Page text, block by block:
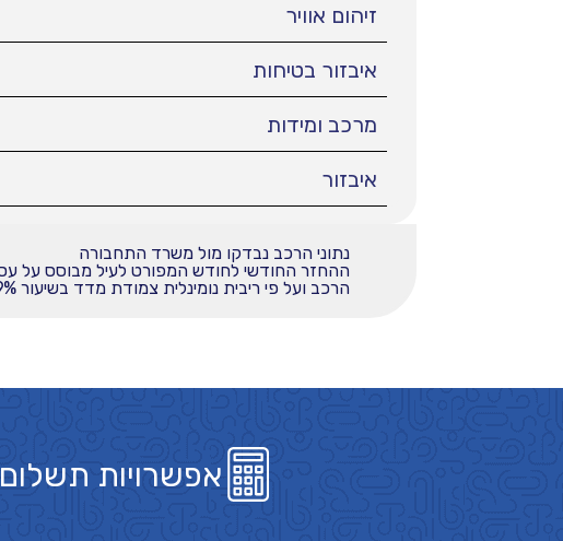
זיהום אוויר
איבזור בטיחות
מרכב ומידות
איבזור
נתוני הרכב נבדקו מול משרד התחבורה
הרכב ועל פי ריבית נומינלית צמודת מדד בשיעור 9.9%
אפשרויות תשלום